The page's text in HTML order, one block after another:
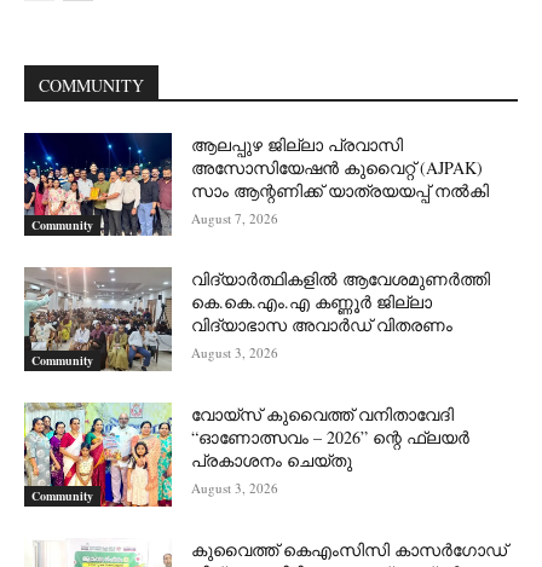
COMMUNITY
Community
ആലപ്പുഴ ജില്ലാ പ്രവാസി
അസോസിയേഷൻ കുവൈറ്റ് (AJPAK)
സാം ആന്റണിക്ക് യാത്രയയപ്പ് നൽകി
August 7, 2026
Community
വിദ്യാർത്ഥികളിൽ ആവേശമുണർത്തി
കെ.കെ.എം.എ കണ്ണൂർ ജില്ലാ
വിദ്യാഭാസ അവാർഡ് വിതരണം
August 3, 2026
Community
വോയ്സ് കുവൈത്ത് വനിതാവേദി
“ഓണോത്സവം – 2026” ന്റെ ഫ്ലയർ
പ്രകാശനം ചെയ്തു
August 3, 2026
കുവൈത്ത് കെഎംസിസി കാസർഗോഡ്